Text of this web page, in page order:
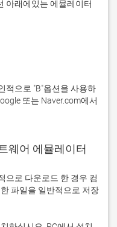
아래에있는 에뮬레이터
또는 Naver.com에서
웨어 에뮬레이터
으로 다운로드 한 경우 컴
파일을 일반적으로 저장